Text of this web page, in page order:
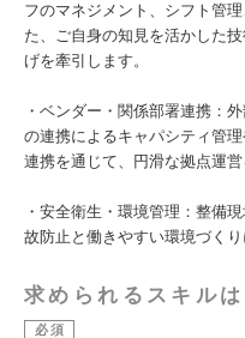
フのマネジメント、シフト管
た、ご自身の知見を活かした
げを牽引します。
・ベンダー・関係部署連携：
の連携によるキャパシティ管
連携を通じて、円滑な拠点運営
・安全衛生・環境管理：整備
故防止と働きやすい環境づくり
求められるスキルは
必須